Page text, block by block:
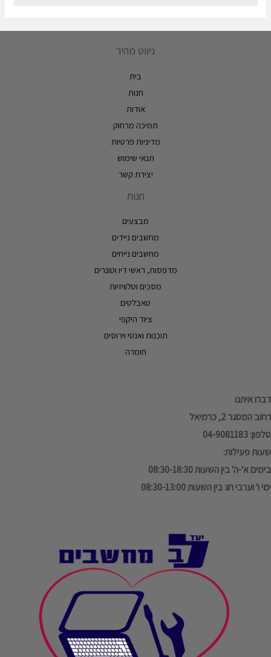
ניווט מהיר
בית
חנות
אודות
תמיכה מרחוק
מדיניות פרטיות
תנאי שימוש
יצירת קשר
חנות
מבצעים
מחשבים ניידים
מחשבים נייחים
מדפסות, ראשי דיו וטונרים
מסכים וטלוויזיות
טאבלטים
ציוד היקפי
תוכנות ואנטי וירוסים
חומרה
דברו איתנו
רחוב המסגר 2, כרמיאל
טלפון: 04-9081183
שעות פעילות:
בימים א'-ה' בין השעות 08:30-18:30
ימי ו' וערבי חג בין השעות 08:30-13:00